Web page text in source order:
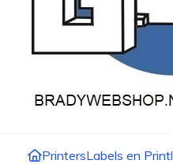
PrintersLabels en